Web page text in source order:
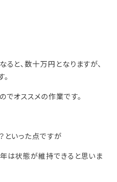
ると、数十万円となりますが、
でオススメの作業です。
といった点ですが
は状態が維持できると思いま